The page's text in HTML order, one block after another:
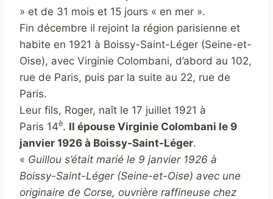
» et de 31 mois et 15 jours « en mer ».
Fin décembre il rejoint la région parisienne et
habite en 1921 à Boissy-Saint-Léger (Seine-et-
Oise), avec Virginie Colombani, d’abord au 102,
rue de Paris, puis par la suite au 22, rue de
Paris.
Leur fils, Roger, naît le 17 juillet 1921 à
Paris 14è. Il épouse Virginie Colombani le 9
janvier 1926 à Boissy-Saint-Léger.
« Guillou s’était marié le 9 janvier 1926 à
Boissy-Saint-Léger (Seine-et-Oise) avec une
originaire de Corse, ouvrière raffineuse chez